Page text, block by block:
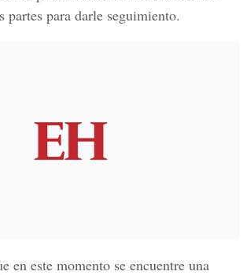
partes para darle seguimiento.
en este momento se encuentre una